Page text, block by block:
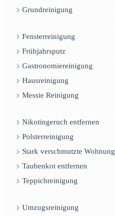
Grundreinigung
Fensterreinigung
Frühjahrsputz
Gastronomiereinigung
Hausreinigung
Messie Reinigung
Nikotingeruch entfernen
Polsterreinigung
Stark verschmutzte Wohnung
Taubenkot entfernen
Teppichreinigung
Umzugsreinigung